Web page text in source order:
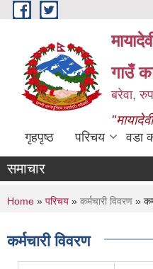
Skip to main content
गाउँ
बरेवा,
गृहपृष्ठ परिचय वडा
समाचार
You are here
Home » परिचय » कर्मचारी विवरण »
कर्मचारी विवरण